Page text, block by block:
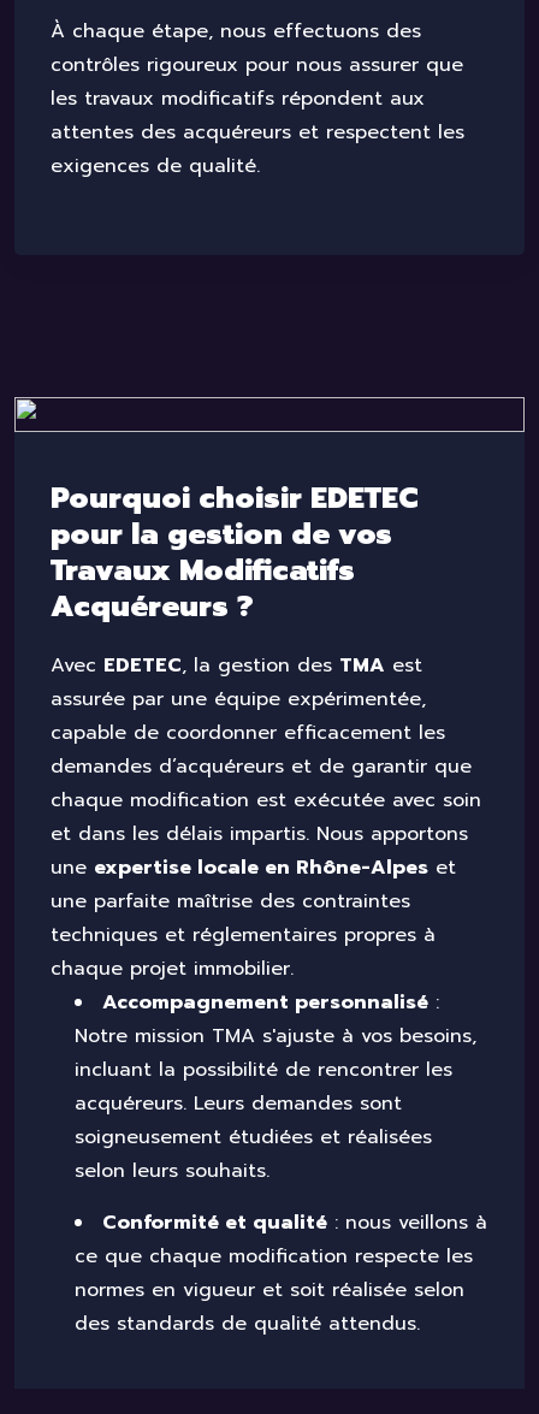
À chaque étape, nous effectuons des
contrôles rigoureux pour nous assurer que
les travaux modificatifs répondent aux
attentes des acquéreurs et respectent les
exigences de qualité.
Pourquoi choisir EDETEC
pour la gestion de vos
Travaux Modificatifs
Acquéreurs ?
Avec EDETEC, la gestion des TMA est
assurée par une équipe expérimentée,
capable de coordonner efficacement les
demandes d’acquéreurs et de garantir que
chaque modification est exécutée avec soin
et dans les délais impartis. Nous apportons
une expertise locale en Rhône-Alpes et
une parfaite maîtrise des contraintes
techniques et réglementaires propres à
chaque projet immobilier.
Accompagnement personnalisé :
Notre mission TMA s'ajuste à vos besoins,
incluant la possibilité de rencontrer les
acquéreurs. Leurs demandes sont
soigneusement étudiées et réalisées
selon leurs souhaits.
Conformité et qualité : nous veillons à
ce que chaque modification respecte les
normes en vigueur et soit réalisée selon
des standards de qualité attendus.